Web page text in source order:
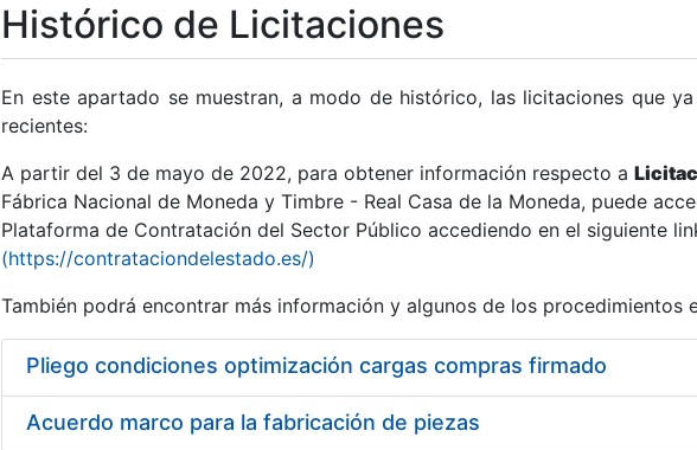
Mostrar/Ocultar
Mostrar/Ocultar
Mostrar/Ocultar
Histórico de Licitaciones
En este apartado se muestran, a modo de histórico, las licitaciones que
recientes:
A partir del 3 de mayo de 2022, para obtener información respecto a
Fábrica Nacional de Moneda y Timbre - Real Casa de la Moneda, puede
Plataforma de Contratación del Sector Público accediendo en el siguiente
(https://contrataciondelestado.es/)
También podrá encontrar más información y algunos de los procedimientos
Pliego condiciones optimización cargas compras firmado
Acuerdo marco para la fabricación de piezas